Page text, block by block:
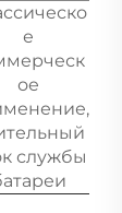
е
ое
службы